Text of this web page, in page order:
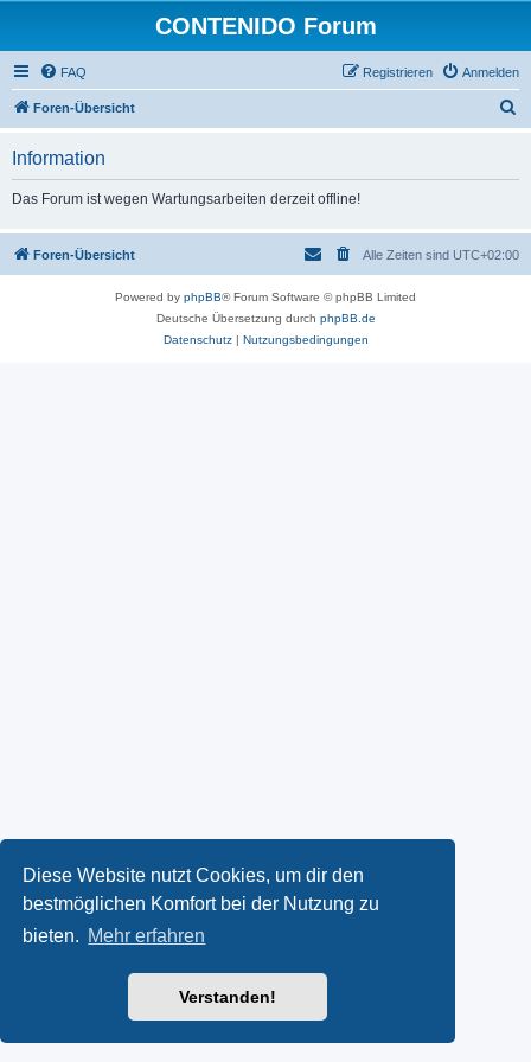
Diese Website nutzt Cookies, um dir den
bestmöglichen Komfort bei der Nutzung zu
bieten. Mehr erfahren
Verstanden!
CONTENIDO Forum
FAQ Anmelden
Registrieren
Foren-Übersicht
Information
Das Forum ist wegen Wartungsarbeiten derzeit offline!
Foren-Übersicht Alle Zeiten sind UTC+02:00
Powered by phpBB® Forum Software © phpBB Limited
Deutsche Übersetzung durch phpBB.de
Datenschutz| Nutzungsbedingungen